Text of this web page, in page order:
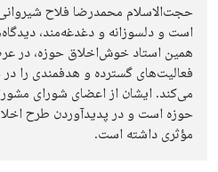
حجت‌الاسلام محمدرضا فلاح
است و دلسوزانه و دغدغه‌مند،
همین استاد خوش‌اخلاق حوزه، در
فعالیت‌های گسترده و هدفمندی را در
می‌کند. ایشان از اعضای شورای
حوزه است و در پدیدآوردن طرح
مؤثری داشته است.